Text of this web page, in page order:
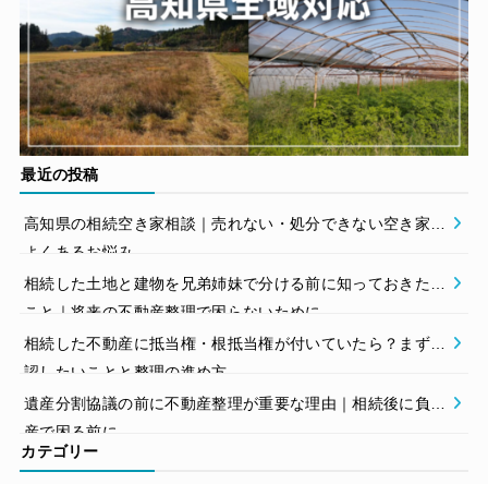
最近の投稿
高知県の相続空き家相談｜売れない・処分できない空き家の
よくあるお悩み
相続した土地と建物を兄弟姉妹で分ける前に知っておきたい
こと｜将来の不動産整理で困らないために
相続した不動産に抵当権・根抵当権が付いていたら？まず確
認したいことと整理の進め方
遺産分割協議の前に不動産整理が重要な理由｜相続後に負動
産で困る前に
カテゴリー